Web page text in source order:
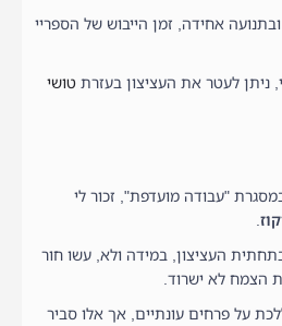
של 15 ס"מ ובתנועה אחידה, זמן הייבוש של הספריי
ניתן לעטר את העציצון בעזרת טושי
"עבודה מועדפת", זכור לי
.
העציצון, במידה ולא, עשו חור
הצמח לא ישרוד.
על פרחים עונתיים, אך אלו סביר